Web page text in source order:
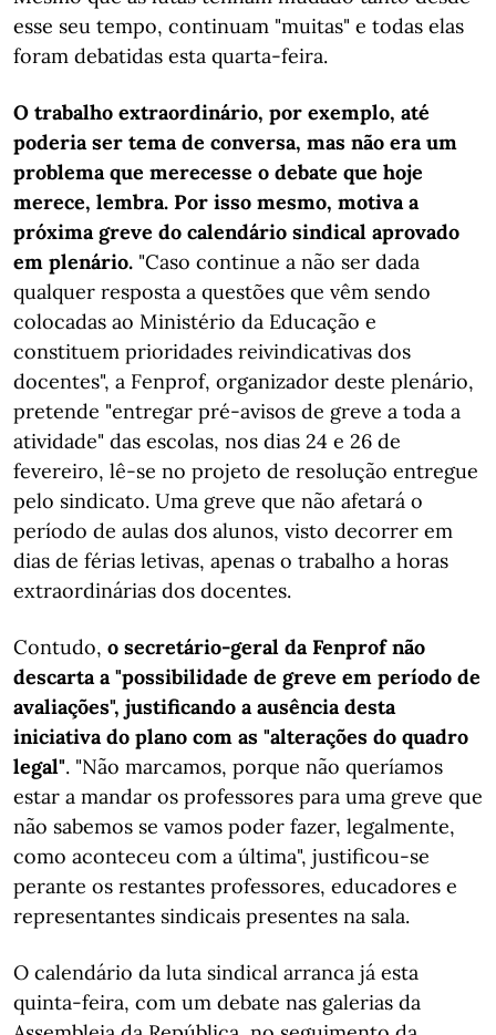
esse seu tempo, continuam "muitas" e todas elas
foram debatidas esta quarta-feira.
O trabalho extraordinário, por exemplo, até
poderia ser tema de conversa, mas não era um
problema que merecesse o debate que hoje
merece, lembra. Por isso mesmo, motiva a
próxima greve do calendário sindical aprovado
em plenário. "Caso continue a não ser dada
qualquer resposta a questões que vêm sendo
colocadas ao Ministério da Educação e
constituem prioridades reivindicativas dos
docentes", a Fenprof, organizador deste plenário,
pretende "entregar pré-avisos de greve a toda a
atividade" das escolas, nos dias 24 e 26 de
fevereiro, lê-se no projeto de resolução entregue
pelo sindicato. Uma greve que não afetará o
período de aulas dos alunos, visto decorrer em
dias de férias letivas, apenas o trabalho a horas
extraordinárias dos docentes.
Contudo, o secretário-geral da Fenprof não
descarta a "possibilidade de greve em período de
avaliações", justificando a ausência desta
iniciativa do plano com as "alterações do quadro
legal". "Não marcamos, porque não queríamos
estar a mandar os professores para uma greve que
não sabemos se vamos poder fazer, legalmente,
como aconteceu com a última", justificou-se
perante os restantes professores, educadores e
representantes sindicais presentes na sala.
O calendário da luta sindical arranca já esta
quinta-feira, com um debate nas galerias da